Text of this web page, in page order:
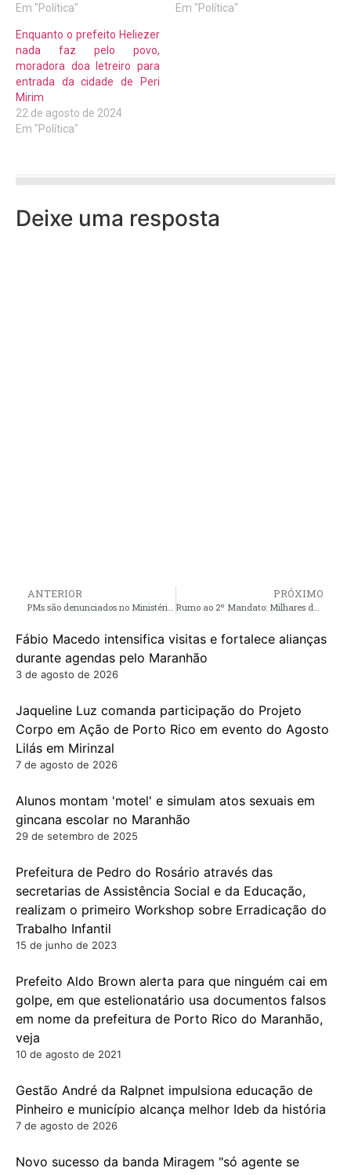
Em "Política"
Em "Política"
Enquanto o prefeito Heliezer
nada faz pelo povo,
moradora doa letreiro para
entrada da cidade de Peri
Mirim
22 de agosto de 2024
Em "Política"
Deixe uma resposta
ANTERIOR PRÓXIMO
Fábio Macedo intensifica visitas e fortalece alianças
durante agendas pelo Maranhão
3 de agosto de 2026
Jaqueline Luz comanda participação do Projeto
Corpo em Ação de Porto Rico em evento do Agosto
Lilás em Mirinzal
7 de agosto de 2026
Alunos montam 'motel' e simulam atos sexuais em
gincana escolar no Maranhão
29 de setembro de 2025
Prefeitura de Pedro do Rosário através das
secretarias de Assistência Social e da Educação,
realizam o primeiro Workshop sobre Erradicação do
Trabalho Infantil
15 de junho de 2023
Prefeito Aldo Brown alerta para que ninguém cai em
golpe, em que estelionatário usa documentos falsos
em nome da prefeitura de Porto Rico do Maranhão,
veja
10 de agosto de 2021
Gestão André da Ralpnet impulsiona educação de
Pinheiro e município alcança melhor Ideb da história
7 de agosto de 2026
Novo sucesso da banda Miragem "só agente se